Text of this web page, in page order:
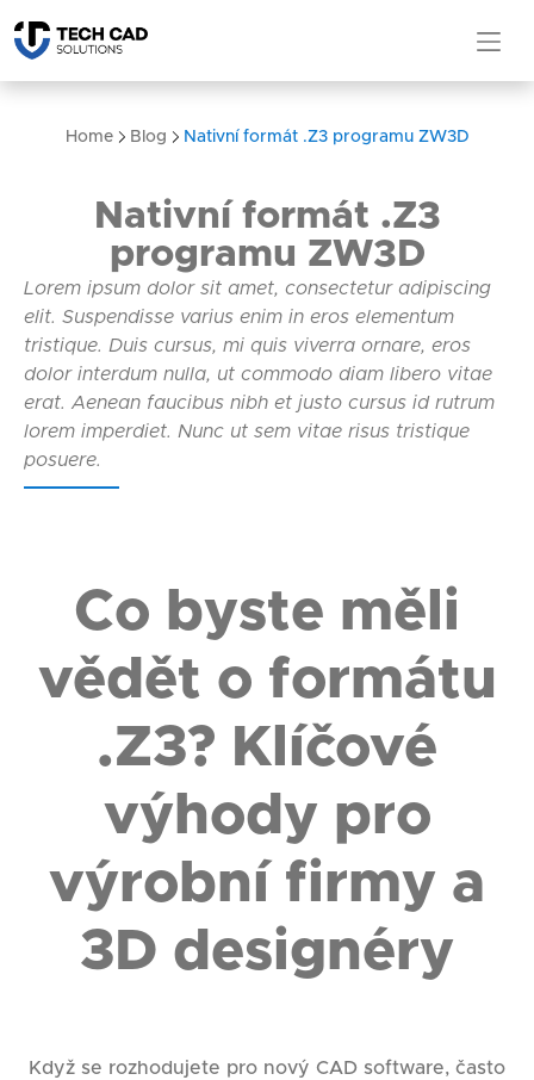
Home Blog Nativní formát .Z3 programu ZW3D
Nativní formát .Z3
programu ZW3D
Lorem ipsum dolor sit amet, consectetur adipiscing
elit. Suspendisse varius enim in eros elementum
tristique. Duis cursus, mi quis viverra ornare, eros
dolor interdum nulla, ut commodo diam libero vitae
erat. Aenean faucibus nibh et justo cursus id rutrum
lorem imperdiet. Nunc ut sem vitae risus tristique
posuere.
Co byste měli
vědět o formátu
.Z3? Klíčové
výhody pro
výrobní firmy a
3D designéry
Když se rozhodujete pro nový CAD software, často